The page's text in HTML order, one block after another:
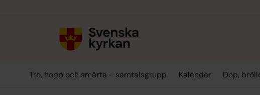
Tro, hopp och smärta - samtalsgrupp Kalender Dop,